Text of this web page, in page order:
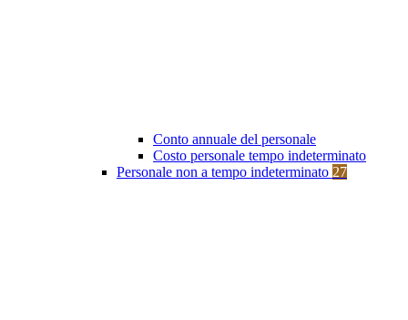
Conto annuale del personale
Costo personale tempo indeterminato
Personale non a tempo indeterminato 27